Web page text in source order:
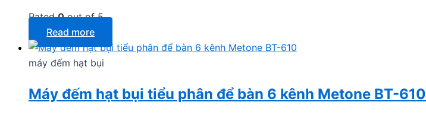
Rated0out of 5
Read more
máy đếm hạt bụi
Máy đếm hạt bụi tiểu phân để bàn 6 kênh Metone BT-610